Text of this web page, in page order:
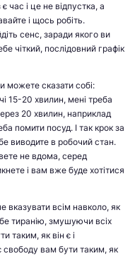
час і це не відпустка, а
і щось робіть.
сенс, заради якого ви
чіткий, послідовний графік
можете сказати собі:
15-20 хвилин, мені треба
20 хвилин, наприклад
помити посуд. І так крок за
виводите в робочий стан.
не вдома, серед
і вам вже буде хотітися
вказувати всім навколо, як
тиранію, змушуючи всіх
таким, як він є і
свободу вам бути таким, як